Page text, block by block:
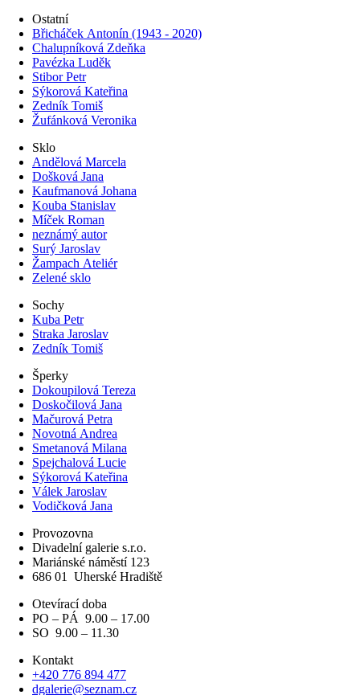
Ostatní
Břicháček Antonín (1943 - 2020)
Chalupníková Zdeňka
Pavézka Luděk
Stibor Petr
Sýkorová Kateřina
Zedník Tomiš
Žufánková Veronika
Sklo
Andělová Marcela
Došková Jana
Kaufmanová Johana
Kouba Stanislav
Míček Roman
neznámý autor
Surý Jaroslav
Žampach Ateliér
Zelené sklo
Sochy
Kuba Petr
Straka Jaroslav
Zedník Tomiš
Šperky
Dokoupilová Tereza
Doskočilová Jana
Mačurová Petra
Novotná Andrea
Smetanová Milana
Spejchalová Lucie
Sýkorová Kateřina
Válek Jaroslav
Vodičková Jana
Provozovna
Divadelní galerie s.r.o.
Mariánské náměstí 123
686 01
Uherské Hradiště
Otevírací doba
PO – PÁ 9.00 – 17.00
SO 9.00 – 11.30
Kontakt
+420 776 894 477
dgalerie@seznam.cz